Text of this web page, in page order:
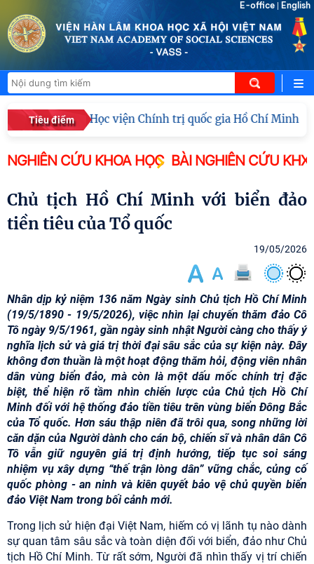
E-office English
Tiêu điểm
công tác Học viện Chính trị quốc gia Hồ Chí Minh và
NGHIÊN CỨU KHOA HỌC BÀI NGHIÊN CỨU
Chủ tịch Hồ Chí Minh với biển đảo
tiền tiêu của Tổ quốc
19/05/2026
Nhân dịp kỷ niệm 136 năm Ngày sinh Chủ tịch Hồ Chí Minh
(19/5/1890 - 19/5/2026), việc nhìn lại chuyến thăm đảo Cô
Tô ngày 9/5/1961, gần ngày sinh nhật Người càng cho thấy ý
nghĩa lịch sử và giá trị thời đại sâu sắc của sự kiện này. Đây
không đơn thuần là một hoạt động thăm hỏi, động viên nhân
dân vùng biển đảo, mà còn là một dấu mốc chính trị đặc
biệt, thể hiện rõ tầm nhìn chiến lược của Chủ tịch Hồ Chí
Minh đối với hệ thống đảo tiền tiêu trên vùng biển Đông Bắc
của Tổ quốc. Hơn sáu thập niên đã trôi qua, song những lời
căn dặn của Người dành cho cán bộ, chiến sĩ và nhân dân Cô
Tô vẫn giữ nguyên giá trị định hướng, tiếp tục soi sáng
nhiệm vụ xây dựng “thế trận lòng dân” vững chắc, củng cố
quốc phòng - an ninh và kiên quyết bảo vệ chủ quyền biển
đảo Việt Nam trong bối cảnh mới.
Trong lịch sử hiện đại Việt Nam, hiếm có vị lãnh tụ nào dành
sự quan tâm sâu sắc và toàn diện đối với biển, đảo như Chủ
tịch Hồ Chí Minh. Từ rất sớm, Người đã nhìn thấy vị trí chiến